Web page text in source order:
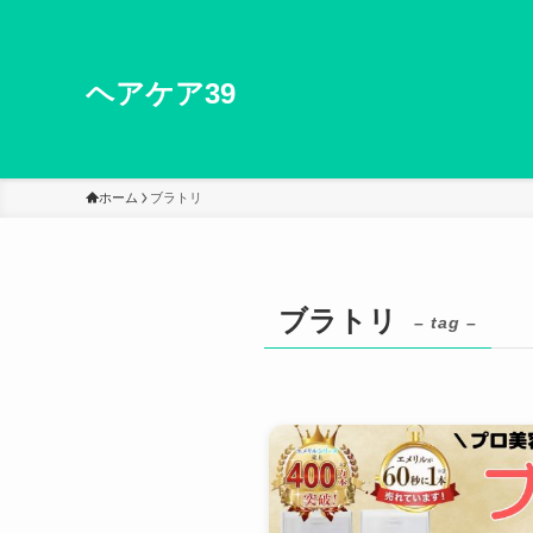
ヘアケア39
ホーム ブラトリ
ブラトリ – tag –